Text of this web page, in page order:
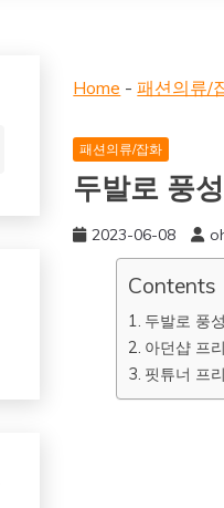
Home -패션의류/
패션의류/잡화
두발로 풍
2023-06-08
Contents
두발로 풍
아던샵 프
핏튜너 프